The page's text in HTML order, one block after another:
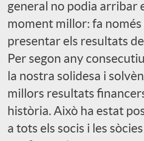
X
a
r
x
general no podia arribar
moment millor: fa només
presentar els resultats de
Per segon any
la nostra solidesa i
millors resultats
història. Això ha estat
a tots els socis i les